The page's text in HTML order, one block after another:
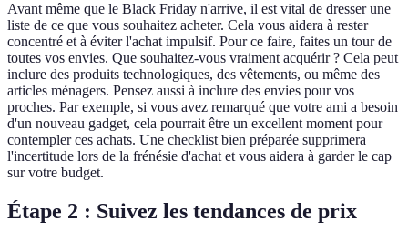
Avant même que le Black Friday n'arrive, il est vital de dresser une
liste de ce que vous souhaitez acheter. Cela vous aidera à rester
concentré et à éviter l'achat impulsif. Pour ce faire, faites un tour de
toutes vos envies. Que souhaitez-vous vraiment acquérir ? Cela peut
inclure des produits technologiques, des vêtements, ou même des
articles ménagers. Pensez aussi à inclure des envies pour vos
proches. Par exemple, si vous avez remarqué que votre ami a besoin
d'un nouveau gadget, cela pourrait être un excellent moment pour
contempler ces achats. Une checklist bien préparée supprimera
l'incertitude lors de la frénésie d'achat et vous aidera à garder le cap
sur votre budget.
Étape 2 : Suivez les tendances de prix